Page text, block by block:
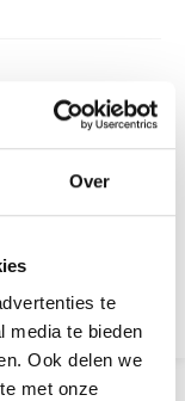
Over
te
media te bieden
Ook delen we
met onze